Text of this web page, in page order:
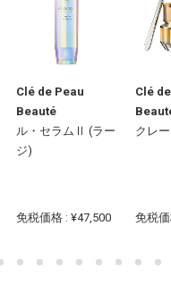
Clé de Peau
Beauté
ル・セラムⅡ (ラー
ジ)
免税価格 : ¥47,500
Clé
クレ
免税